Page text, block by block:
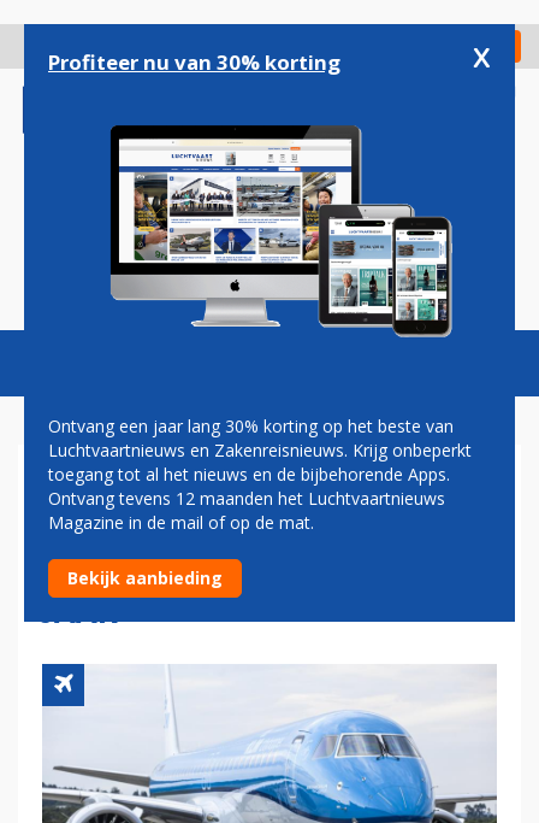
gaan
Check in
Magazine Podcasts Vacatures
KLM CITYHOPPER
ONTVANGT LAATSTE
EMBRAER 195-E2 VAN DIT
JAAR
Profiteer nu van 30% korting x
Ontvang een jaar lang 30% korting op het beste van
Luchtvaartnieuws en Zakenreisnieuws. Krijg onbeperkt
toegang tot al het nieuws en de bijbehorende Apps.
Ontvang tevens 12 maanden het Luchtvaartnieuws
Magazine in de mail of op de mat.
Bekijk aanbieding